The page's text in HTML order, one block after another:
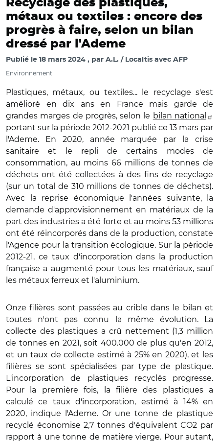
Recyclage des plastiques,
métaux ou textiles : encore des
progrès à faire, selon un bilan
dressé par l'Ademe
Publié le 18 mars 2024 par A.L. / Localtis avec AFP
Environnement
Plastiques, métaux, ou textiles... le recyclage s'est
amélioré en dix ans en France mais garde de
grandes marges de progrès, selon le bilan national
portant sur la période 2012-2021 publié ce 13 mars par
l'Ademe. En 2020, année marquée par la crise
sanitaire et le repli de certains modes de
consommation, au moins 66 millions de tonnes de
déchets ont été collectées à des fins de recyclage
(sur un total de 310 millions de tonnes de déchets).
Avec la reprise économique l'années suivante, la
demande d'approvisionnement en matériaux de la
part des industries a été forte et au moins 53 millions
ont été réincorporés dans de la production, constate
l'Agence pour la transition écologique. Sur la période
2012-21, ce taux d'incorporation dans la production
française a augmenté pour tous les matériaux, sauf
les métaux ferreux et l'aluminium.
Onze filières sont passées au crible dans le bilan et
toutes n'ont pas connu la même évolution. La
collecte des plastiques a crû nettement (1,3 million
de tonnes en 2021, soit 400.000 de plus qu'en 2012,
et un taux de collecte estimé à 25% en 2020), et les
filières se sont spécialisées par type de plastique.
L'incorporation de plastiques recyclés progresse.
Pour la première fois, la filière des plastiques a
calculé ce taux d'incorporation, estimé à 14% en
2020, indique l'Ademe. Or une tonne de plastique
recyclé économise 2,7 tonnes d'équivalent CO2 par
rapport à une tonne de matière vierge. Pour autant,